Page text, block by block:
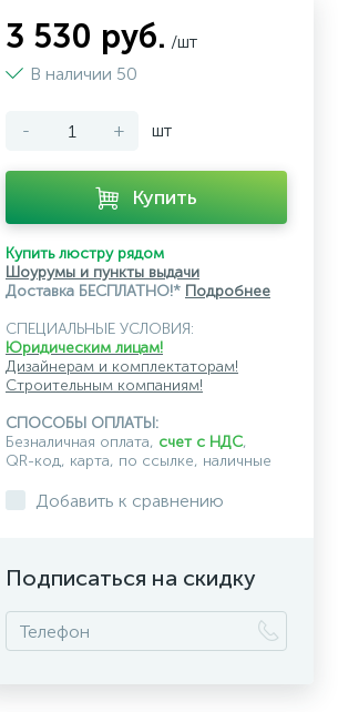
3 530 руб. /шт
В наличии 50
- + шт
Купить
Купить люстру рядом
Шоурумы и пункты выдачи
Доставка БЕСПЛАТНО!* Подробнее
СПЕЦИАЛЬНЫЕ УСЛОВИЯ:
Юридическим лицам!
Дизайнерам и комплектаторам!
Строительным компаниям!
СПОСОБЫ ОПЛАТЫ:
Безналичная оплата, счет с НДС,
QR-код, карта, по ссылке, наличные
Добавить к сравнению
Подписаться на скидку